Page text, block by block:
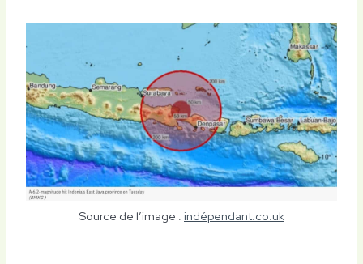
Source de l’image : indépendant.co.uk